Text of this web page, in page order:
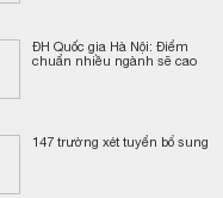
ĐH Quốc gia Hà Nội: Điểm
chuẩn nhiều ngành sẽ cao
147 trường xét tuyển bổ sung